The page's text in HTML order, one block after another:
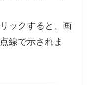
ックすると、画
線で示されま